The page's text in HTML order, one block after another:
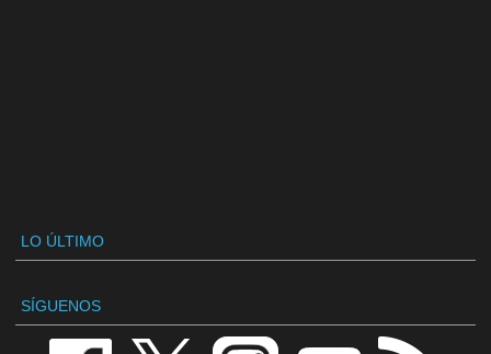
LO ÚLTIMO
SÍGUENOS